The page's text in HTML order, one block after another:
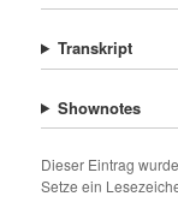
Transkript
Shownotes
Dieser Eintrag
Setze ein